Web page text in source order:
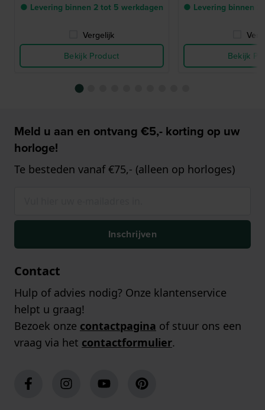
● Levering binnen 2 tot 5 werkdagen
Vergelijk
Bekijk Product
● Levering binnen 2
Bekijk
Meld u aan en ontvang €5,- korting op uw
horloge!
Te besteden vanaf €75,- (alleen op horloges)
Inschrijven
Contact
Hulp of advies nodig? Onze klantenservice
helpt u graag!
Bezoek onze contactpagina of stuur ons een
vraag via het contactformulier.